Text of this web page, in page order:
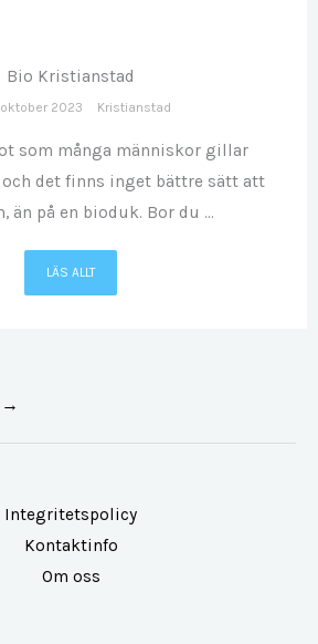
Bio Kristianstad
2023 Kristianstad
som många människor gillar
det finns inget bättre sätt att
än på en bioduk. Bor du ...
LÄS ALLT
→
Integritetspolicy
Kontaktinfo
Om oss